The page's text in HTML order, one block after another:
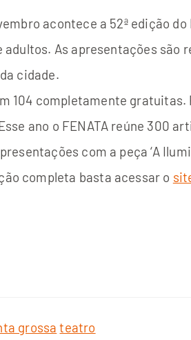
acontece a 52ª edição
As apresentações são
cidade.
104 completamente
ano o FENATA reúne 300
com a peça ‘A
completa basta acessar o
grossa teatro